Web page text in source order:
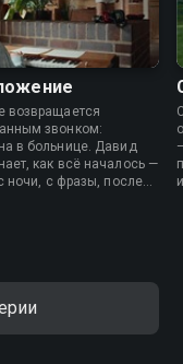
возвращается
звонком:
в больнице. Давид
как всё началось —
ночи, с фразы, после